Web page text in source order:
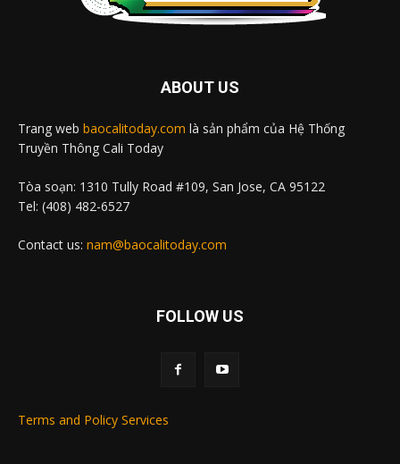
ABOUT US
Trang web baocalitoday.com là sản phẩm của Hệ Thống
Truyền Thông Cali Today
Tòa soạn: 1310 Tully Road #109, San Jose, CA 95122
Tel: (408) 482-6527
Contact us: nam@baocalitoday.com
FOLLOW US
Terms and Policy Services